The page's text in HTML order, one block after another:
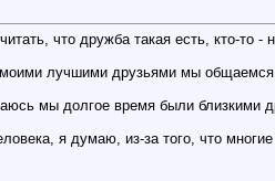
что дружба такая есть, кто-то -
лучшими друзьями мы общаемся
мы долгое время были близкими
я думаю, из-за того, что